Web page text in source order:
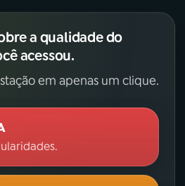
a qualidade do
acessou.
em apenas um clique.